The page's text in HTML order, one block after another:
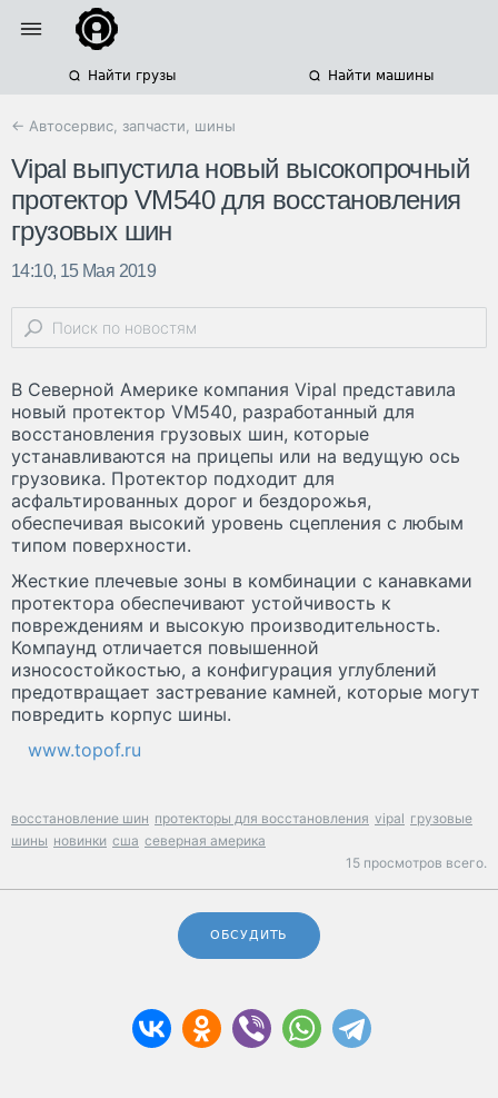
Найти грузы Найти машины
← Автосервис, запчасти, шины
Vipal выпустила новый высокопрочный
протектор VM540 для восстановления
грузовых шин
14:10, 15 Мая 2019
В Северной Америке компания Vipal представила
новый протектор VM540, разработанный для
восстановления грузовых шин, которые
устанавливаются на прицепы или на ведущую ось
грузовика. Протектор подходит для
асфальтированных дорог и бездорожья,
обеспечивая высокий уровень сцепления с любым
типом поверхности.
Жесткие плечевые зоны в комбинации с канавками
протектора обеспечивают устойчивость к
повреждениям и высокую производительность.
Компаунд отличается повышенной
износостойкостью, а конфигурация углублений
предотвращает застревание камней, которые могут
повредить корпус шины.
www.topof.ru
восстановление шин протекторы для восстановления vipal грузовые
шины новинки сша северная америка
15 просмотров всего.
ОБСУДИТЬ